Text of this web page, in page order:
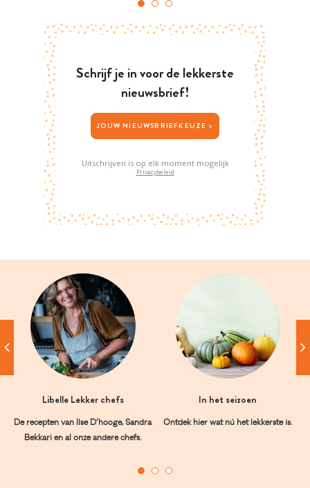
Schrijf je in voor de lekkerste
nieuwsbrief!
JOUW NIEUWSBRIEFKEUZE >
Uitschrijven is op elk moment mogelijk
Privacybeleid
Libelle Lekker chefs
De recepten van Ilse D’hooge, Sandra
Bekkari en al onze andere chefs.
In het seizoen
Ontdek hier wat nú het lekkerste is.